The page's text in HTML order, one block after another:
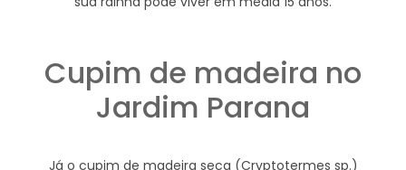
Cupim de madeira no
Jardim Parana
Já o cupim de madeira seca (Cryptotermes sp.)